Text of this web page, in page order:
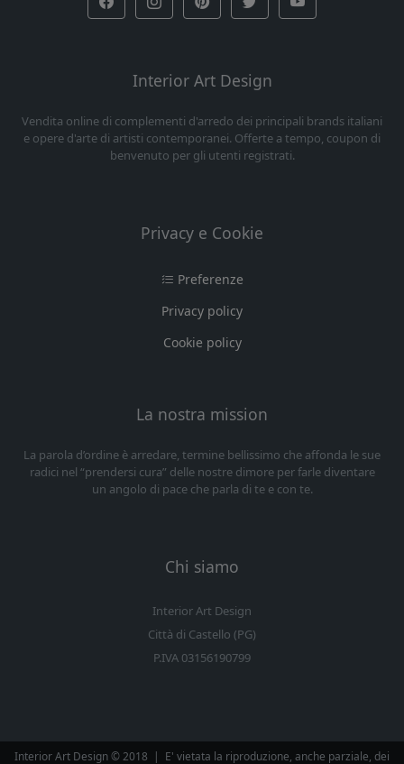
Interior Art Design
Vendita online di complementi d'arredo dei principali brands italiani
e opere d'arte di artisti contemporanei. Offerte a tempo, coupon di
benvenuto per gli utenti registrati.
Privacy e Cookie
Preferenze
Privacy policy
Cookie policy
La nostra mission
La parola d’ordine è arredare, termine bellissimo che affonda le sue
radici nel “prendersi cura” delle nostre dimore per farle diventare
un angolo di pace che parla di te e con te.
Chi siamo
Interior Art Design
Città di Castello (PG)
P.IVA 03156190799
Interior Art Design © 2018 | E' vietata la riproduzione, anche parziale, dei